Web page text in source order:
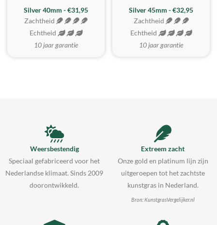
Silver 40mm - €31,95
Zachtheid
Echtheid
10 jaar garantie
MEEST GEKOZEN
Silver 45mm - €32,95
Zachtheid
Echtheid
10 jaar garantie
Weersbestendig
Speciaal gefabriceerd voor het
Nederlandse klimaat. Sinds 2009
doorontwikkeld.
Extreem zacht
Onze gold en platinum lijn zijn
uitgeroepen tot het zachtste
kunstgras in Nederland.
Bron: KunstgrasVergelijker.nl